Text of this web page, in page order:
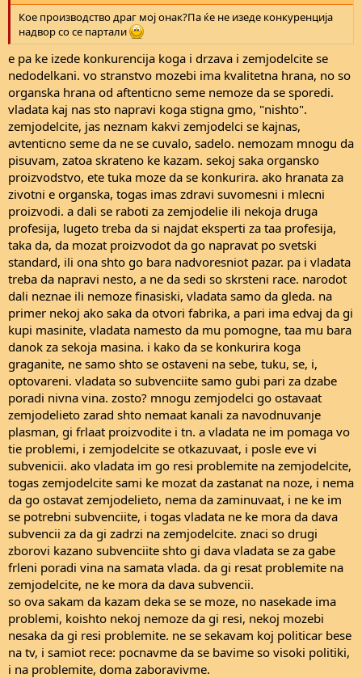
Кое производство драг мој онак?Па ќе не изеде конкуренција
надвор со се партали
e pa ke izede konkurencija koga i drzava i zemjodelcite se
nedodelkani. vo stranstvo mozebi ima kvalitetna hrana, no so
organska hrana od aftenticno seme nemoze da se sporedi.
vladata kaj nas sto napravi koga stigna gmo, "nishto".
zemjodelcite, jas neznam kakvi zemjodelci se kajnas,
avtenticno seme da ne se cuvalo, sadelo. nemozam mnogu da
pisuvam, zatoa skrateno ke kazam. sekoj saka organsko
proizvodstvo, ete tuka moze da se konkurira. ako hranata za
zivotni e organska, togas imas zdravi suvomesni i mlecni
proizvodi. a dali se raboti za zemjodelie ili nekoja druga
profesija, lugeto treba da si najdat eksperti za taa profesija,
taka da, da mozat proizvodot da go napravat po svetski
standard, ili ona shto go bara nadvoresniot pazar. pa i vladata
treba da napravi nesto, a ne da sedi so skrsteni race. narodot
dali neznae ili nemoze finasiski, vladata samo da gleda. na
primer nekoj ako saka da otvori fabrika, a pari ima edvaj da gi
kupi masinite, vladata namesto da mu pomogne, taa mu bara
danok za sekoja masina. i kako da se konkurira koga
graganite, ne samo shto se ostaveni na sebe, tuku, se, i,
optovareni. vladata so subvenciite samo gubi pari za dzabe
poradi nivna vina. zosto? mnogu zemjodelci go ostavaat
zemjodelieto zarad shto nemaat kanali za navodnuvanje
plasman, gi frlaat proizvodite i tn. a vladata ne im pomaga vo
tie problemi, i zemjodelcite se otkazuvaat, i posle eve vi
subvenicii. ako vladata im go resi problemite na zemjodelcite,
togas zemjodelcite sami ke mozat da zastanat na noze, i nema
da go ostavat zemjodelieto, nema da zaminuvaat, i ne ke im
se potrebni subvenciite, i togas vladata ne ke mora da dava
subvencii za da gi zadrzi na zemjodelcite. znaci so drugi
zborovi kazano subvenciite shto gi dava vladata se za gabe
frleni poradi vina na samata vlada. da gi resat problemite na
zemjodelcite, ne ke mora da dava subvencii.
so ova sakam da kazam deka se se moze, no nasekade ima
problemi, koishto nekoj nemoze da gi resi, nekoj mozebi
nesaka da gi resi problemite. ne se sekavam koj politicar bese
na tv, i samiot rece: pocnavme da se bavime so visoki politiki,
i na problemite, doma zaboravivme.